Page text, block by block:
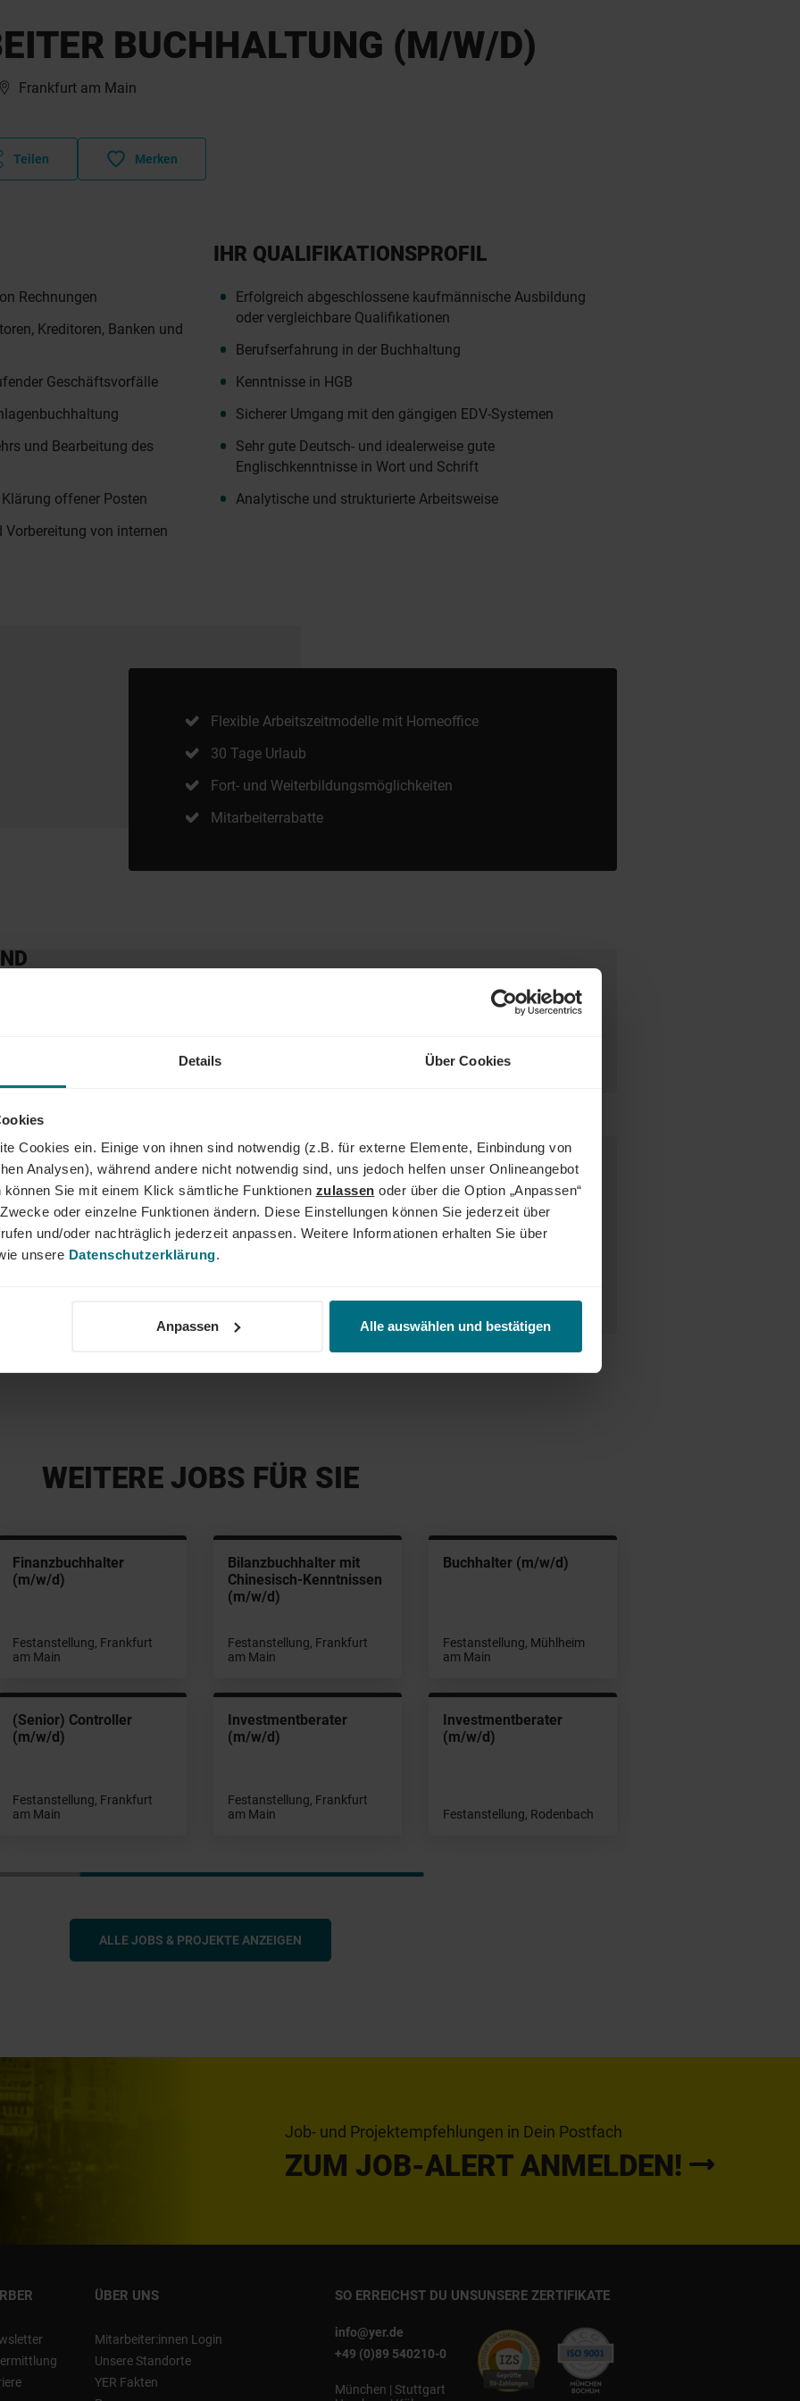
Details Über Cookies
Cookies ein. Einige von ihnen sind notwendig (z.B. für externe Elemente, Einbindung von
Analysen), während andere nicht notwendig sind, uns jedoch helfen unser Onlineangebot
Sie mit einem Klick sämtliche Funktionen zulassen oder über die Option „Anpassen“
oder einzelne Funktionen ändern. Diese Einstellungen können Sie jederzeit über
und/oder nachträglich jederzeit anpassen. Weitere Informationen erhalten Sie über
unsere Datenschutzerklärung.
Anpassen Alle auswählen und bestätigen
BUCHHALTUNG (M/W/D)
Frankfurt am Main
Teilen Merken
Rechnungen
Kreditoren, Banken und
Geschäftsvorfälle
und Bearbeitung des
offener Posten
Vorbereitung von internen
IHR QUALIFIKATIONSPROFIL
Erfolgreich abgeschlossene kaufmännische Ausbildung
oder vergleichbare Qualifikationen
Berufserfahrung in der Buchhaltung
Kenntnisse in HGB
Sicherer Umgang mit den gängigen EDV-Systemen
Sehr gute Deutsch- und idealerweise gute
Englischkenntnisse in Wort und Schrift
Analytische und strukturierte Arbeitsweise
Flexible Arbeitszeitmodelle mit Homeoffice
30 Tage Urlaub
Fort- und Weiterbildungsmöglichkeiten
Mitarbeiterrabatte
Führungskraft: Wir begleiten den gesamten Karriereweg. Bundesweit warten attraktive Jobs,
Tech und Energy. Unser Ziel ist es dabei stets, das "Perfect Match" zwischen Talenten und
YER Group wächst unser Angebot an internationalen Services stetig weiter und eröffnet auch
hinweg. Ob im Einsatz bei einem renommierten Kundenunternehmen oder im internen
zum Traumjob!
Bewerbung inkl. Gehaltsvorstellung und
Onlineportal.
Ihre Ansprechperson
Saskia Hetterich
+49 69 6681 825-14
WEITERE JOBS FÜR SIE
Finanzbuchhalter
(m/w/d)
Festanstellung, Frankfurt
am Main
(Senior) Controller
(m/w/d)
Festanstellung, Frankfurt
am Main
Bilanzbuchhalter mit
Chinesisch-Kenntnissen
(m/w/d)
Festanstellung, Frankfurt
am Main
Investmentberater
(m/w/d)
Festanstellung, Frankfurt
am Main
Buchhalter (m/w/d)
Festanstellung, Mühlheim
am Main
Investmentberater
(m/w/d)
Festanstellung, Rodenbach
ALLE JOBS & PROJEKTE ANZEIGEN
Job- und Projektempfehlungen in Dein Postfach
ZUM JOB-ALERT ANMELDEN!
ÜBER UNS
Mitarbeiter:innen Login
Unsere Standorte
YER Fakten
SO ERREICHST DU UNS
info@yer.de
+49 (0)89 540210-0
München | Stuttgart
UNSERE ZERTIFIKATE